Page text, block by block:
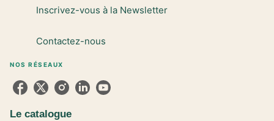
Inscrivez-vous à la Newsletter
Contactez-nous
NOS RÉSEAUX
Le catalogue